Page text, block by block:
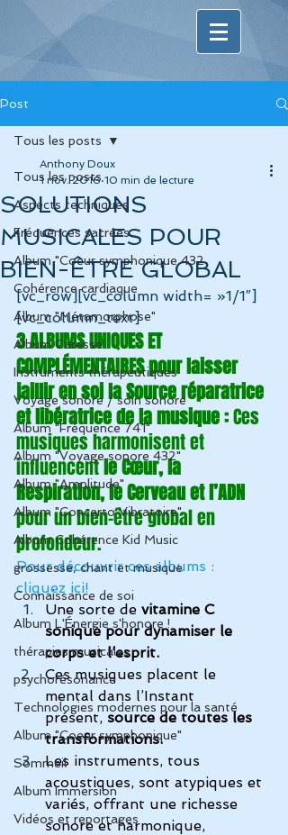
Post
Tous les posts
Aspects techniques
Fréquences sacrées
Album "Coeur symphonique 432
Cohérence cardiaque
Album "Métamorphose"
Album Caresse
Instruments thérapeutiques
Voyage sonore / soin sonore
Album "Fréquence 741"
Album "Voyage sonore 432"
Album "Amplitude"
Album "Concerto Vibratoire"
Album Cohérence Kid Music
grossesse, chant et musique
Connaissance de soi
Album L'Énergie s'honore !
thérapies musicales
psychorésonance
Technologies modernes pour la santé
Album "Coeur symphonique"
Sommeil
Album Immersion
Vidéos et reportages
Tous les posts
SOLUTIONS
MUSICALES POUR
BIEN-ÊTRE GLOBAL
Anthony Doux
1 nov. 2016 10 min de lecture
[vc_row][vc_column width= »1/1″]
[vc_column_text]
3 ALBUMS UNIQUES ET
COMPLÉMENTAIRES pour laisser
jaillir en soi la Source réparatrice
et libératrice de la musique : Ces
musiques harmonisent et
influencent le Cœur, la
Respiration, le Cerveau et l’ADN
pour un bien-être global en
profondeur.
Pour découvrir ces albums :
cliquez ici!
Une sorte de vitamine C
sonique pour dynamiser le
corps et l’esprit.
Ces musiques placent le
mental dans l’Instant
présent, source de toutes les
transformations.
Les instruments, tous
acoustiques, sont atypiques et
variés, offrant une richesse
sonore et harmonique,